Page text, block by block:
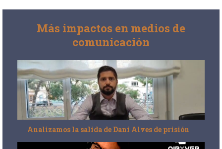
Más impactos en medios de
comunicación
Analizamos la salida de Dani Alves de prisión